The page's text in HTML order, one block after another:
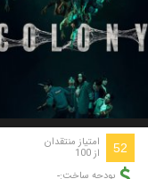
52 امتیاز منتقدان
از 100
بودجه ساخت: